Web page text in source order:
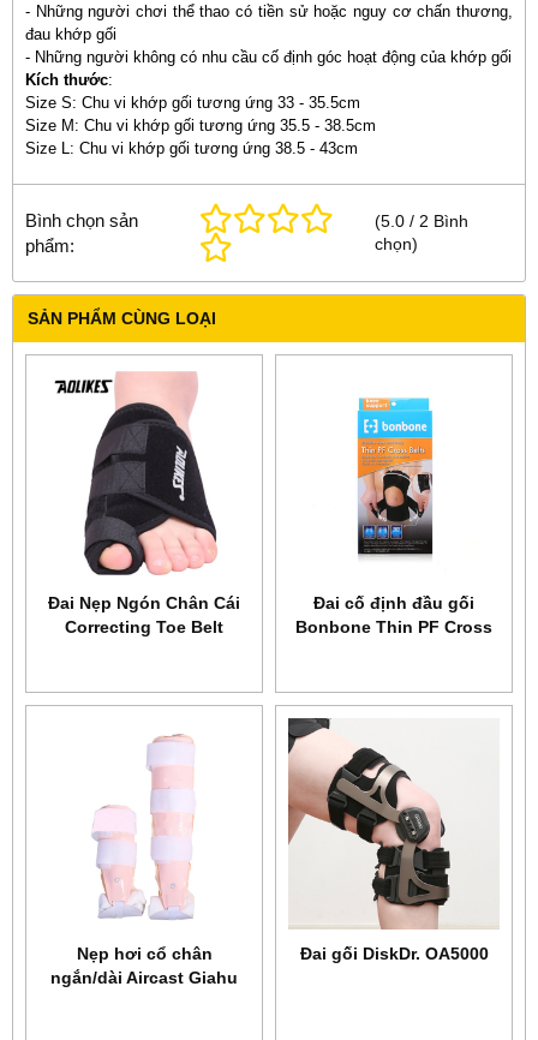
- Những người chơi thể thao có tiền sử hoặc nguy cơ chấn thương,
đau khớp gối
- Những người không có nhu cầu cố định góc hoạt động của khớp gối
Kích thước:
Size S: Chu vi khớp gối tương ứng 33 - 35.5cm
Size M: Chu vi khớp gối tương ứng 35.5 - 38.5cm
Size L: Chu vi khớp gối tương ứng 38.5 - 43cm
Bình chọn sản
phẩm:
(5.0 /2 Bình
chọn)
SẢN PHẨM CÙNG LOẠI
Đai Nẹp Ngón Chân Cái
Correcting Toe Belt
Đai cố định đầu gối
Bonbone Thin PF Cross
Nẹp hơi cổ chân
ngắn/dài Aircast Giahu
Đai gối DiskDr. OA5000